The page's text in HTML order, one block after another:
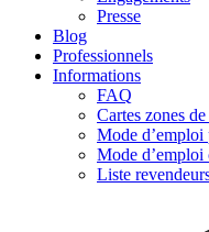
Presse
Blog
Professionnels
Informations
FAQ
Cartes zones de
Mode d’emploi
Mode d’emploi
Liste